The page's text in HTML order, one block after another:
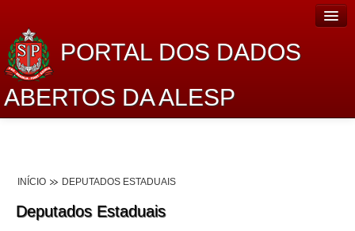
PORTAL DOS DADOS
ABERTOS DA ALESP
Lei de Acesso à Informação
INÍCIO DEPUTADOS ESTADUAIS
Deputados Estaduais